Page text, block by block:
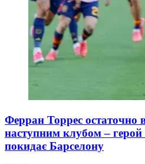
Ферран Торрес остаточно
наступним клубом –
покидає Барселону